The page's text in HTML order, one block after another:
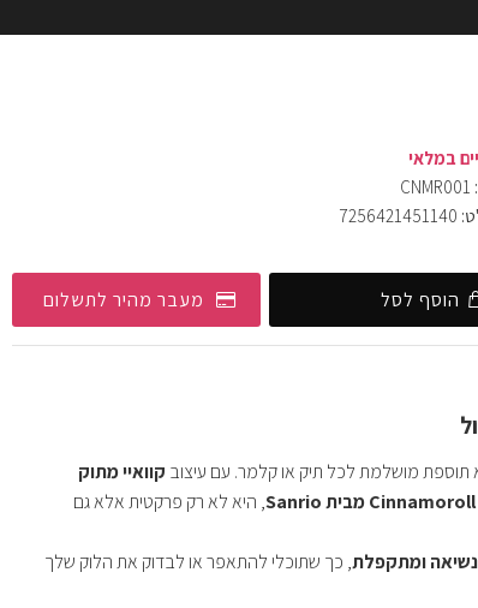
במלאי
CNMR001
7256421451140
הוסף לסל מעבר מהיר לתשלום
תוספת מושלמת לכל תיק או קלמר. עם עיצוב קוואיי מתוק
Cinnamoroll מבית Sanrio
, היא לא רק פרקטית אלא גם
ומתקפלת, כך שתוכלי להתאפר או לבדוק את הלוק שלך